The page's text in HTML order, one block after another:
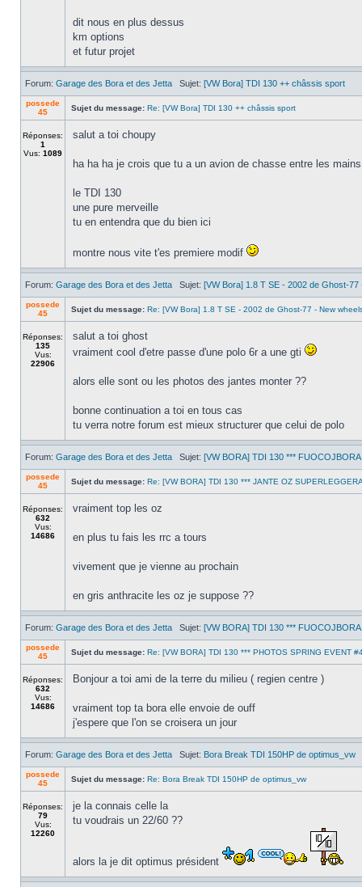
dit nous en plus dessus
km options
et futur projet
Forum: Garage des Bora et des Jetta Sujet: [VW Bora] TDI 130 ++ châssis sport
possede
45
Sujet du message: Re: [VW Bora] TDI 130 ++ châssis sport
Réponses:
1
Vus: 1089
salut a toi choupy
ha ha ha je crois que tu a un avion de chasse entre les
le TDI 130
une pure merveille
tu en entendra que du bien ici
montre nous vite t'es premiere modif
Forum: Garage des Bora et des Jetta Sujet: [VW Bora] 1.8 T SE - 2002 de Ghost-
possede
45
Sujet du message: Re: [VW Bora] 1.8 T SE - 2002 de Ghost-77 - New
Réponses:
135
Vus:
22906
salut a toi ghost
vraiment cool d'etre passe d'une polo 6r a une gti
alors elle sont ou les photos des jantes monter ??
bonne continuation a toi en tous cas
tu verra notre forum est mieux structurer que celui de polo
Forum: Garage des Bora et des Jetta Sujet: [VW BORA] TDI 130 ***
possede
45
Sujet du message: Re: [VW BORA] TDI 130 *** JANTE OZ
Réponses:
632
Vus:
14686
vraiment top les oz
en plus tu fais les rrc a tours
vivement que je vienne au prochain
en gris anthracite les oz je suppose ??
Forum: Garage des Bora et des Jetta Sujet: [VW BORA] TDI 130 ***
possede
45
Sujet du message: Re: [VW BORA] TDI 130 *** PHOTOS SPRING EVENT
Réponses:
632
Vus:
14686
Bonjour a toi ami de la terre du milieu ( regien centre )
vraiment top ta bora elle envoie de ouff
j'espere que l'on se croisera un jour
Forum: Garage des Bora et des Jetta Sujet: Bora Break TDI 150HP de optimus_vw
possede
45
Sujet du message: Re: Bora Break TDI 150HP de optimus_vw
Réponses:
79
Vus:
12260
je la connais celle la
tu voudrais un 22/60 ??
alors la je dit optimus président